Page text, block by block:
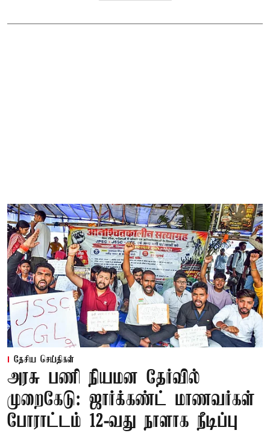
தேசிய செய்திகள்
அரசு பணி நியமன தேர்வில்
முறைகேடு: ஜார்க்கண்ட் மாணவர்கள்
போராட்டம் 12-வது நாளாக நீடிப்பு